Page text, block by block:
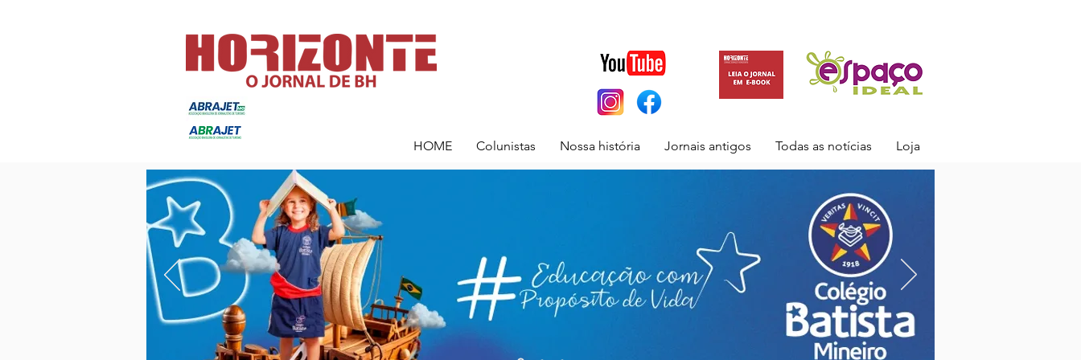
HOME Colunistas Nossa história Jornais antigos Todas as notícias Loja